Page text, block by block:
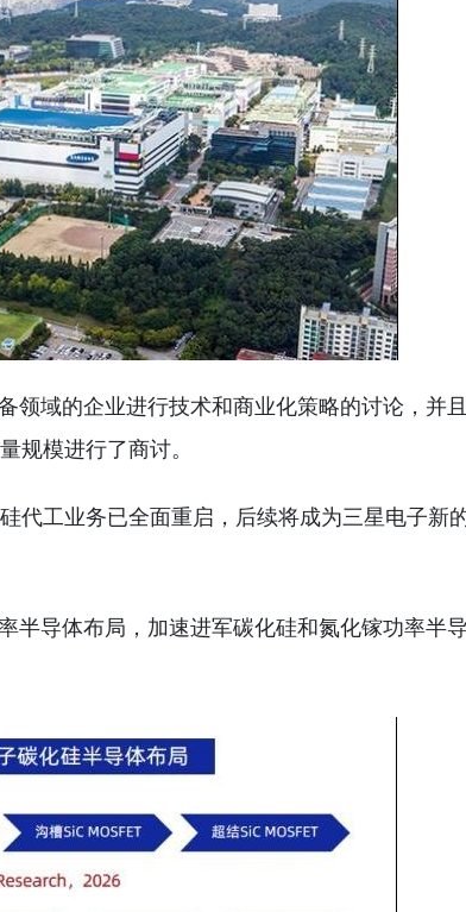
领域的企业进行技术和商业化策略的讨论，并
规模进行了商讨。
代工业务已全面重启，后续将成为三星电子新
半导体布局，加速进军碳化硅和氮化镓功率半